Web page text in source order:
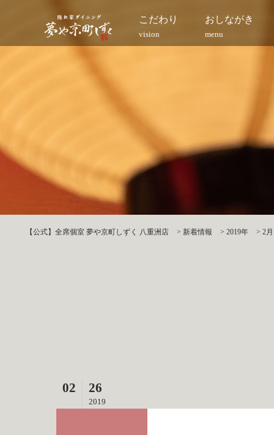
こだわり
vision
おしながき
menu
【公式】全席個室 夢や京町しずく 八重洲店 > 新着情報 > 2019年 > 2月
02 26
2019